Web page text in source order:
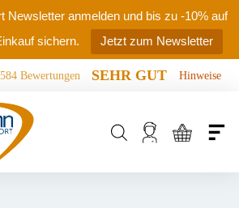
Newsletter anmelden und bis zu -10% auf
sichern.
Jetzt zum Newsletter
584 Bewertungen SEHR GUT Hinweise
Products
search